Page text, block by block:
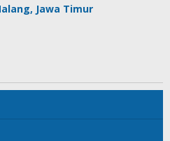
Jawa Timur